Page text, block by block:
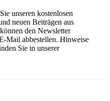
unseren kostenlosen
neuen Beiträgen aus
den Newsletter
Mail abbestellen. Hinweise
Sie in unserer